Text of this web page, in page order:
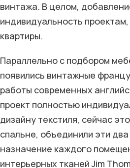
винтажа. В целом,
индивидуальность
квартиры.
Параллельно с подбором
появились винтажные
работы современных
проект полностью
дизайну текстиля, сейчас
спальне, объединили эти
назначение каждого
интерьерных тканей Jim